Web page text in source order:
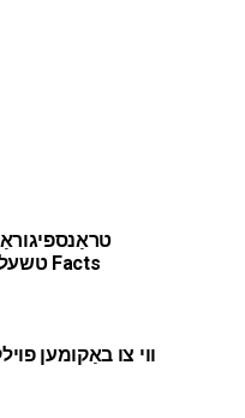
טשעליאַבינסק: טשיקאַווע Facts
ווי צו באַקומען